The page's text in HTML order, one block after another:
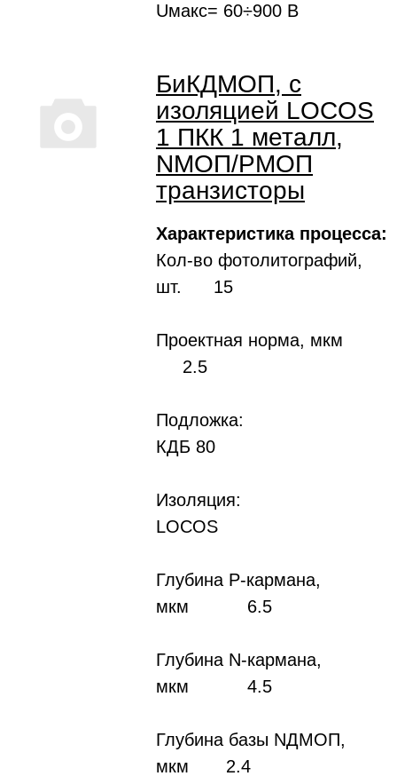
Uмакс= 60÷900 В
БиКДМОП, с
изоляцией LOCOS
1 ПКК 1 металл,
NMOП/PMOП
транзисторы
Характеристика процесса:
Кол-во фотолитографий,
шт. 15
Проектная норма, мкм
2.5
Подложка:
КДБ 80
Изоляция:
LOCOS
Глубина P-кармана,
мкм 6.5
Глубина N-кармана,
мкм 4.5
Глубина базы NДMOП,
мкм 2.4